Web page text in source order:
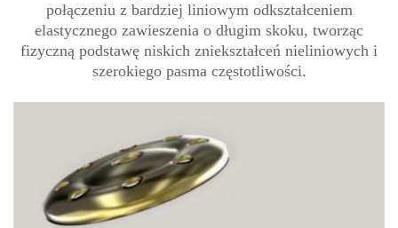
połączeniu z bardziej liniowym odkształceniem
elastycznego zawieszenia o długim skoku, tworząc
fizyczną podstawę niskich zniekształceń nieliniowych i
szerokiego pasma częstotliwości.